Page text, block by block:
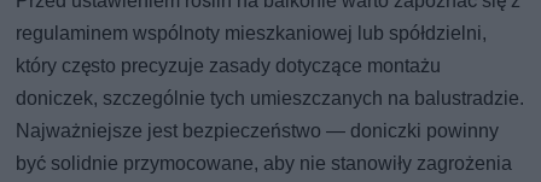
regulaminem wspólnoty mieszkaniowej lub spółdzielni,
który często precyzuje zasady dotyczące montażu
doniczek, szczególnie tych umieszczanych na balustradzie.
Najważniejsze jest bezpieczeństwo — doniczki powinny
być solidnie przymocowane, aby nie stanowiły zagrożenia